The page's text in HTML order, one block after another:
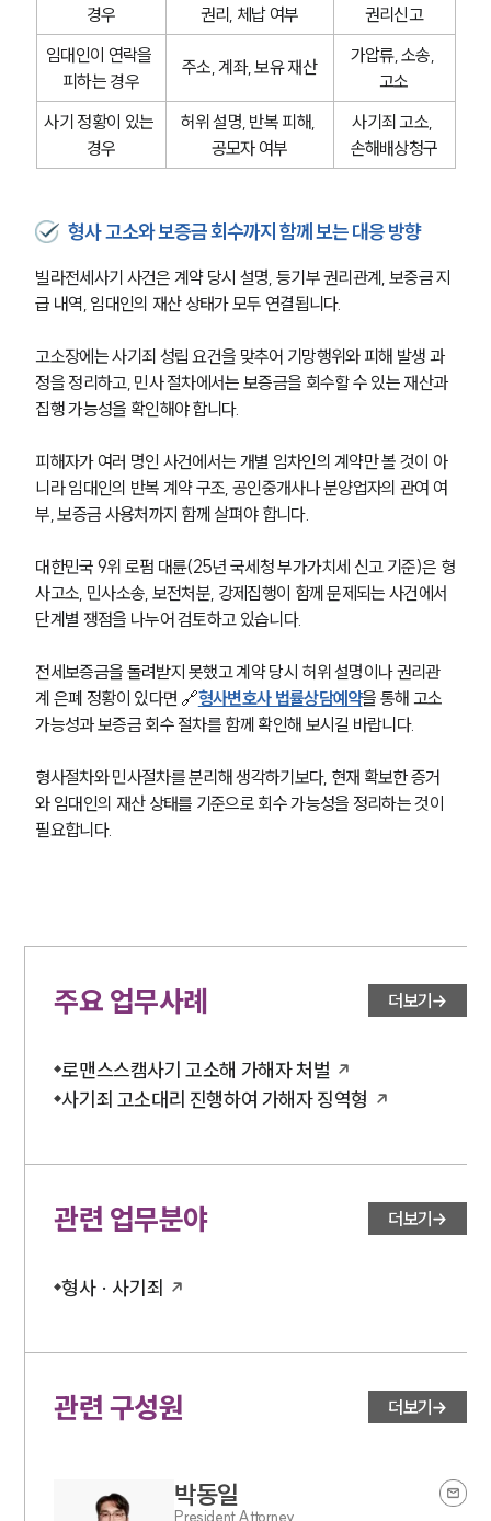
경우
권리, 체납 여부
권리신고
임대인이 연락을
피하는 경우
주소, 계좌, 보유 재산
가압류, 소송,
고소
사기 정황이 있는
경우
허위 설명, 반복 피해,
공모자 여부
사기죄 고소,
손해배상청구
형사 고소와 보증금 회수까지 함께 보는 대응 방향
빌라전세사기 사건은 계약 당시 설명, 등기부 권리관계, 보증금 지
급 내역, 임대인의 재산 상태가 모두 연결됩니다.
고소장에는 사기죄 성립 요건을 맞추어 기망행위와 피해 발생 과
정을 정리하고, 민사 절차에서는 보증금을 회수할 수 있는 재산과
집행 가능성을 확인해야 합니다.
피해자가 여러 명인 사건에서는 개별 임차인의 계약만 볼 것이 아
니라 임대인의 반복 계약 구조, 공인중개사나 분양업자의 관여 여
부, 보증금 사용처까지 함께 살펴야 합니다.
대한민국 9위 로펌 대륜(25년 국세청 부가가치세 신고 기준)은 형
사고소, 민사소송, 보전처분, 강제집행이 함께 문제되는 사건에서
단계별 쟁점을 나누어 검토하고 있습니다.
전세보증금을 돌려받지 못했고 계약 당시 허위 설명이나 권리관
계 은폐 정황이 있다면 🔗형사변호사 법률상담예약을 통해 고소
가능성과 보증금 회수 절차를 함께 확인해 보시길 바랍니다.
형사절차와 민사절차를 분리해 생각하기보다, 현재 확보한 증거
와 임대인의 재산 상태를 기준으로 회수 가능성을 정리하는 것이
필요합니다.
주요 업무사례 더보기
로맨스스캠사기 고소해 가해자 처벌
사기죄 고소대리 진행하여 가해자 징역형
관련 업무분야 더보기
형사 · 사기죄
관련 구성원 더보기
박동일
President Attorney